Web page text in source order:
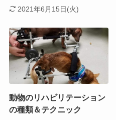
2021年6月15日(火)
動物のリハビリテーション
の種類＆テクニック